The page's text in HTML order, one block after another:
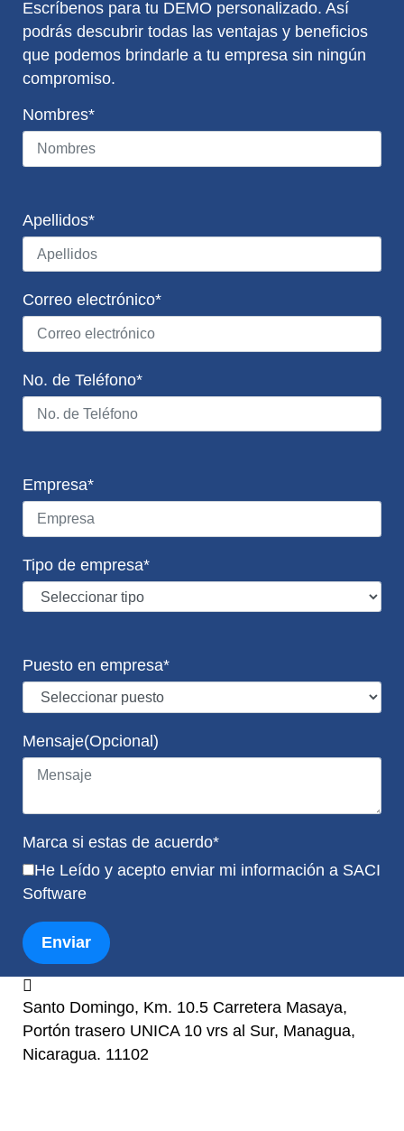
Escríbenos para tu DEMO personalizado. Así
podrás descubrir todas las ventajas y beneficios
que podemos brindarle a tu empresa sin ningún
compromiso.
Nombres*
Apellidos*
Correo electrónico*
No. de Teléfono*
Empresa*
Tipo de empresa*
Puesto en empresa*
Mensaje(Opcional)
Marca si estas de acuerdo*
He Leído y acepto enviar mi información a SACI
Software
Enviar
Santo Domingo, Km. 10.5 Carretera Masaya,
Portón trasero UNICA 10 vrs al Sur, Managua,
Nicaragua. 11102